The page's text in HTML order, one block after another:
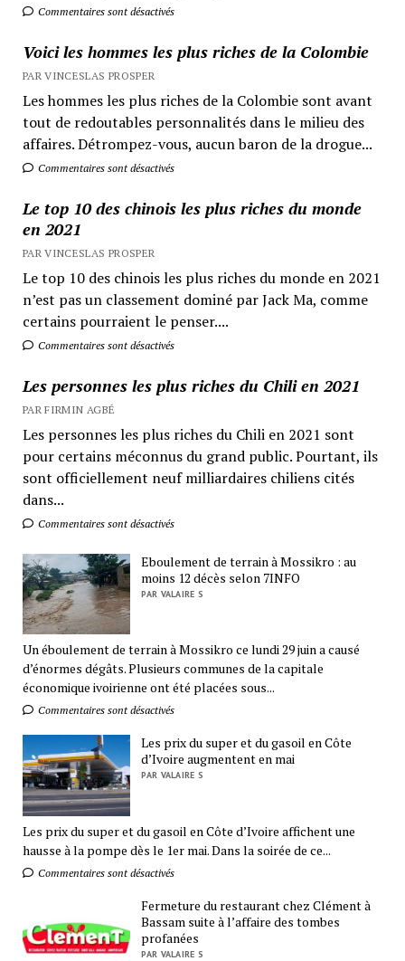
Commentaires sont désactivés
Voici les hommes les plus riches de la Colombie
PAR VINCESLAS PROSPER
Les hommes les plus riches de la Colombie sont avant
tout de redoutables personnalités dans le milieu des
affaires. Détrompez-vous, aucun baron de la drogue...
Commentaires sont désactivés
Le top 10 des chinois les plus riches du monde
en 2021
PAR VINCESLAS PROSPER
Le top 10 des chinois les plus riches du monde en 2021
n’est pas un classement dominé par Jack Ma, comme
certains pourraient le penser....
Commentaires sont désactivés
Les personnes les plus riches du Chili en 2021
PAR FIRMIN AGBÉ
Les personnes les plus riches du Chili en 2021 sont
pour certains méconnus du grand public. Pourtant, ils
sont officiellement neuf milliardaires chiliens cités
dans...
Commentaires sont désactivés
Eboulement de terrain à Mossikro : au
moins 12 décès selon 7INFO
PAR VALAIRE S
Un éboulement de terrain à Mossikro ce lundi 29 juin a causé
d’énormes dégâts. Plusieurs communes de la capitale
économique ivoirienne ont été placées sous...
Commentaires sont désactivés
Les prix du super et du gasoil en Côte
d’Ivoire augmentent en mai
PAR VALAIRE S
Les prix du super et du gasoil en Côte d’Ivoire affichent une
hausse à la pompe dès le 1er mai. Dans la soirée de ce...
Commentaires sont désactivés
Fermeture du restaurant chez Clément à
Bassam suite à l’affaire des tombes
profanées
PAR VALAIRE S